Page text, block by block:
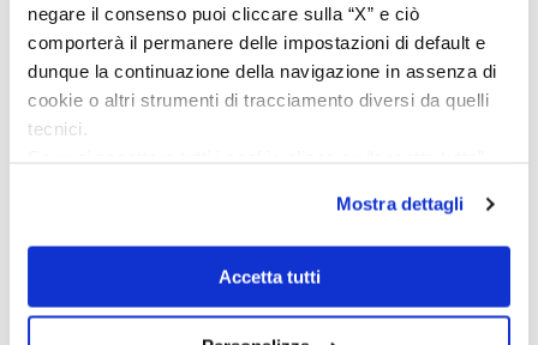
negare il consenso puoi cliccare sulla “X” e ciò
comporterà il permanere delle impostazioni di default e
dunque la continuazione della navigazione in assenza di
cookie o altri strumenti di tracciamento diversi da quelli
tecnici.
Se vuoi saperne di più consulta laprivacy policye la
Mostra dettagli
Accetta tutti
erwartet, dass sie mit der vollständigen Originalpräsentation
geliefert wird. Insgesamt empfehle ich den Händler aufgrund
des guten Preises und der seriösen Abwicklung, hoffe
jedoch, dass bei zukünftigen Bestellungen mehr Wert auf
eine vollständige und originale Präsentation gelegt wird.
4 days ago
Verified buyer